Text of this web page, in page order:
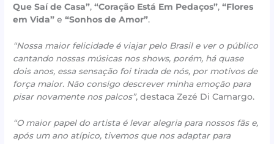
Que Saí de Casa”,“Coração Está Em Pedaços”,“Flores
em Vida”e“Sonhos de Amor”.
“Nossa maior felicidade é viajar pelo Brasil e ver o público
cantando nossas músicas nos shows, porém, há quase
dois anos, essa sensação foi tirada de nós, por motivos de
força maior. Não consigo descrever minha emoção para
pisar novamente nos palcos”, destaca Zezé Di Camargo.
“O maior papel do artista é levar alegria para nossos fãs e,
após um ano atípico, tivemos que nos adaptar para